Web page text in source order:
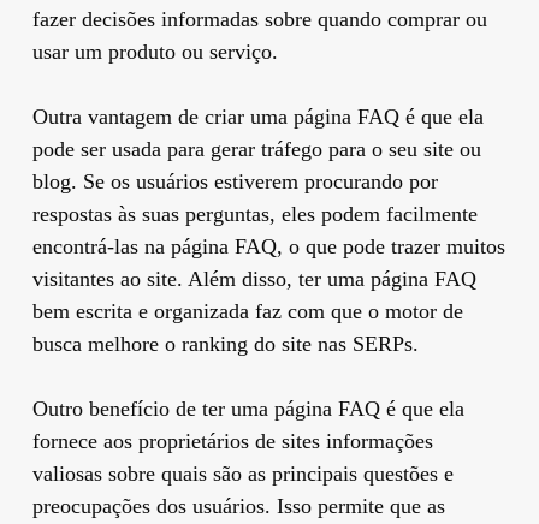
fazer decisões informadas sobre quando comprar ou
usar um produto ou serviço.
Outra vantagem de criar uma página FAQ é que ela
pode ser usada para gerar tráfego para o seu site ou
blog. Se os usuários estiverem procurando por
respostas às suas perguntas, eles podem facilmente
encontrá-las na página FAQ, o que pode trazer muitos
visitantes ao site. Além disso, ter uma página FAQ
bem escrita e organizada faz com que o motor de
busca melhore o ranking do site nas SERPs.
Outro benefício de ter uma página FAQ é que ela
fornece aos proprietários de sites informações
valiosas sobre quais são as principais questões e
preocupações dos usuários. Isso permite que as